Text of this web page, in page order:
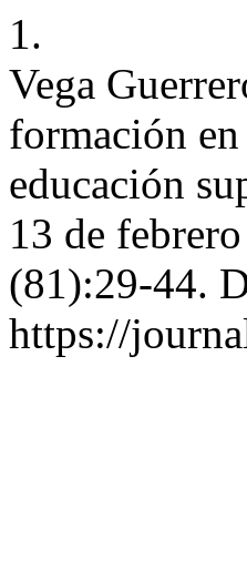
1.
Vega
formación
educación
13 de
(81):29-44.
https://